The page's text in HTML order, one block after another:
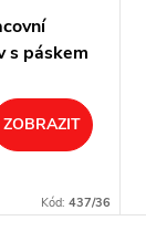
s páskem
ZOBRAZIT
Kód: 437/36